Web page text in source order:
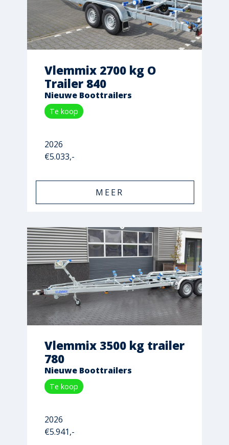
Vlemmix 2700 kg O
Trailer 840
Nieuwe Boottrailers
Te koop
2026
€5.033,-
MEER
Vlemmix 3500 kg trailer
780
Nieuwe Boottrailers
Te koop
2026
€5.941,-